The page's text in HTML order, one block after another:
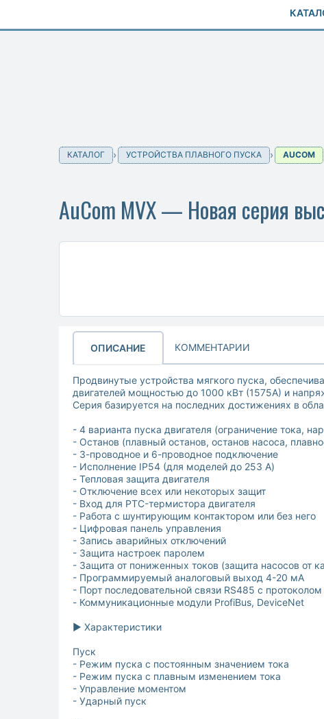
КАТАЛОГ УСТРОЙСТВА ПЛАВНОГО ПУСКА AUCOM
AuCom MVX — Новая серия
ОПИСАНИЕ КОММЕНТАРИИ
Продвинутые устройства мягкого пуска,
двигателей мощностью до 1000 кВт (1575А) и
Серия базируется на последних достижениях в
- 4 варианта пуска двигателя (ограничение тока,
- Останов (плавный останов, останов насоса,
- 3-проводное и 6-проводное подключение
- Исполнение IP54 (для моделей до 253 А)
- Тепловая защита двигателя
- Отключение всех или некоторых защит
- Вход для PTC-термистора двигателя
- Работа с шунтирующим контактором или без него
- Цифровая панель управления
- Запись аварийных отключений
- Защита настроек паролем
- Защита от пониженных токов (защита насосов от
- Программируемый аналоговый выход 4-20 мА
- Порт последовательной связи RS485 с протоколом
- Коммуникационные модули ProfiBus, DeviceNet
► Характеристики
Пуск
- Режим пуска с постоянным значением тока
- Режим пуска с плавным изменением тока
- Управление моментом
- Ударный пуск